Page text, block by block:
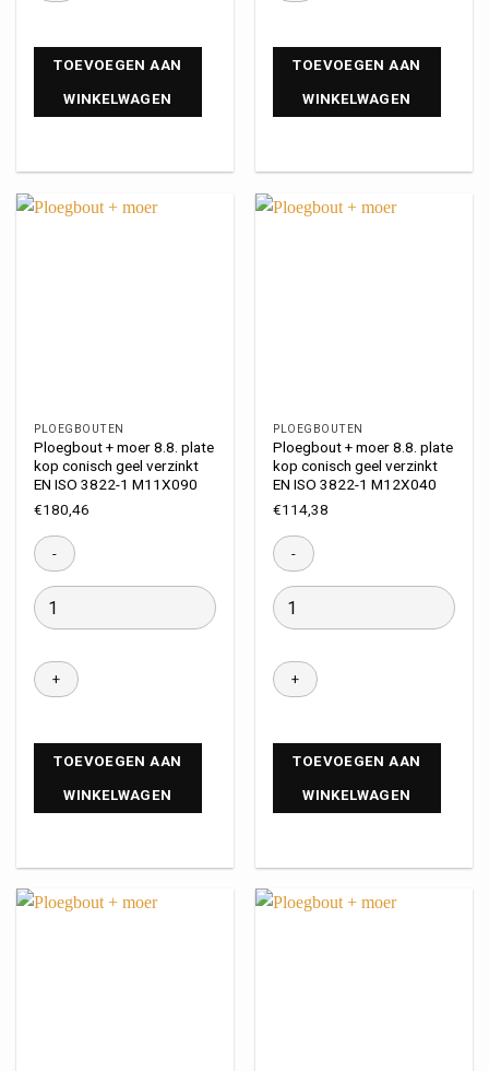
TOEVOEGEN AAN
WINKELWAGEN
TOEVOEGEN AAN
WINKELWAGEN
PLOEGBOUTEN
Ploegbout + moer 8.8. plate
kop conisch geel verzinkt
EN ISO 3822-1 M11X090
€180,46
TOEVOEGEN AAN
WINKELWAGEN
PLOEGBOUTEN
Ploegbout + moer 8.8. plate
kop conisch geel verzinkt
EN ISO 3822-1 M12X040
€114,38
TOEVOEGEN AAN
WINKELWAGEN